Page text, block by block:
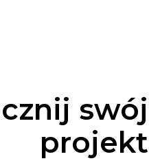
swój
projekt